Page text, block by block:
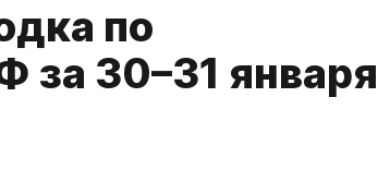
по
за 30–31 января